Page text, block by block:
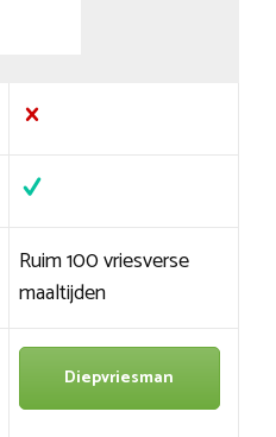
Ruim 100 vriesverse
maaltijden
Diepvriesman